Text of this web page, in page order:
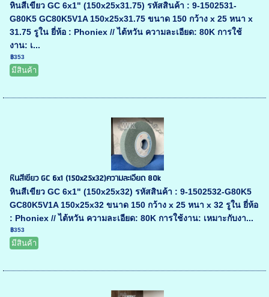
หินสีเขียว GC 6x1" (150x25x31.75) รหัสสินค้า : 9-1502531-
G80K5 GC80K5V1A 150x25x31.75 ขนาด 150 กว้าง x 25 หนา x
31.75 รูใน ยี่ห้อ : Phoniex // ไต้หวัน ความละเอียด: 80K การใช้
งาน: เ...
฿353
มีสินค้า
หินสีเขียว GC 6x1 (150x25x32)ความละเอียด 80k
หินสีเขียว GC 6x1" (150x25x32) รหัสสินค้า : 9-1502532-G80K5
GC80K5V1A 150x25x32 ขนาด 150 กว้าง x 25 หนา x 32 รูใน ยี่ห้อ
: Phoniex // ไต้หวัน ความละเอียด: 80K การใช้งาน: เหมาะกับงา...
฿353
มีสินค้า